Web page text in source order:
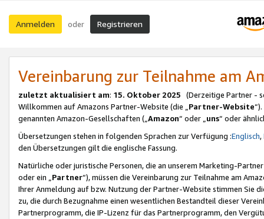
Anmelden oder Registrieren
Vereinbarung zur Teilnahme am
zuletzt aktualisiert am: 15. Oktober 2025 (Derzeitige Partner -
Willkommen auf Amazons Partner-Website (die „Partner-Website
genannten Amazon-Gesellschaften („Amazon“ oder „uns“ oder
Übersetzungen stehen in folgenden Sprachen zur Verfügung :Englisch,
den Übersetzungen gilt die englische Fassung.
Natürliche oder juristische Personen, die an unserem Marketing-
oder ein „Partner“), müssen die Vereinbarung zur Teilnahme am
Ihrer Anmeldung auf bzw. Nutzung der Partner-Website stimmen Sie
zu, die durch Bezugnahme einen wesentlichen Bestandteil dieser
Partnerprogramm, die IP-Lizenz für das Partnerprogramm, den